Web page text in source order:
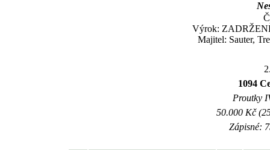
Výrok:
Majitel: Sauter,
1094
Proutky
50.000 Kč
Zápisné: